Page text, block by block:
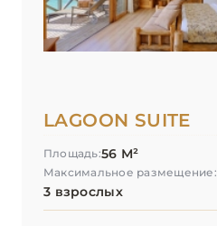
LAGOON SUITE
Площадь:56 М²
Максимальное размещение:
3 взрослых